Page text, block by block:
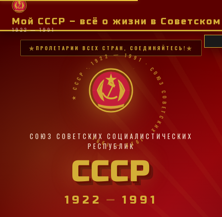
Мой СССР – всё о жизни в
1922 — 1991
ПРОЛЕТАРИИ ВСЕХ СТРАН, СОЕДИНЯЙТЕСЬ!
★ СССР · 1922 — 1991 · СОЮЗ СОВЕТСКИХ · 1922 — 1991 ·
СОЮЗ СОВЕТСКИХ СОЦИАЛИСТИЧЕСКИХ
РЕСПУБЛИК
СССР
1922 — 1991